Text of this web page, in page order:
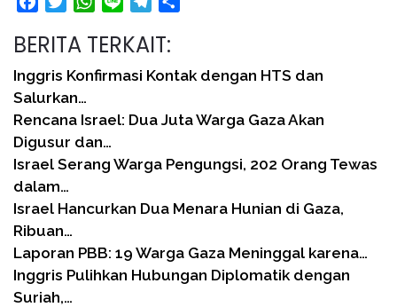
BERITA TERKAIT:
Inggris Konfirmasi Kontak dengan HTS dan
Salurkan…
Rencana Israel: Dua Juta Warga Gaza Akan
Digusur dan…
Israel Serang Warga Pengungsi, 202 Orang Tewas
dalam…
Israel Hancurkan Dua Menara Hunian di Gaza,
Ribuan…
Laporan PBB: 19 Warga Gaza Meninggal karena…
Inggris Pulihkan Hubungan Diplomatik dengan
Suriah,…